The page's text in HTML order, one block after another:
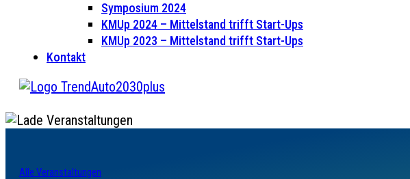
Symposium 2024
KMUp 2024 – Mittelstand trifft Start-Ups
KMUp 2023 – Mittelstand trifft Start-Ups
Kontakt
Alle Veranstaltungen